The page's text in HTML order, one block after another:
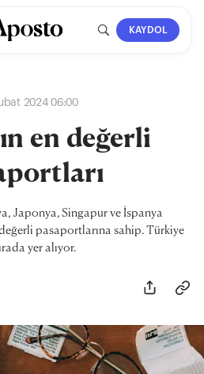
KAYDOL
2024 06:00
en değerli
Japonya, Singapur ve İspanya
pasaportlarına sahip. Türkiye
yer alıyor.